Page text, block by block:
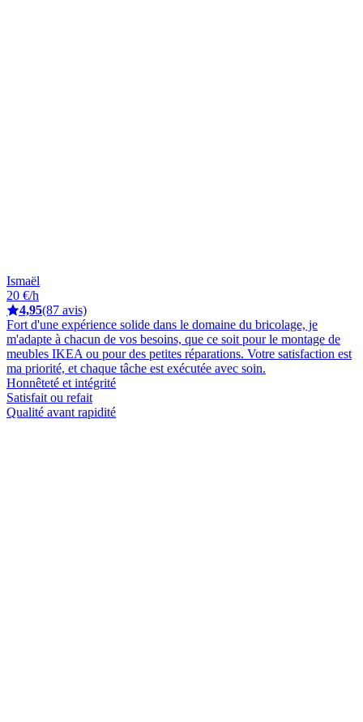
Ismaël
20 €/h
4,95(87 avis)
Fort d'une expérience solide dans le domaine du bricolage, je
m'adapte à chacun de vos besoins, que ce soit pour le montage de
meubles IKEA ou pour des petites réparations. Votre satisfaction est
ma priorité, et chaque tâche est exécutée avec soin.
Honnêteté et intégrité
Satisfait ou refait
Qualité avant rapidité